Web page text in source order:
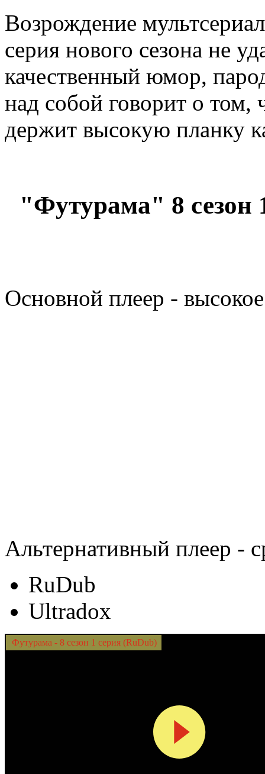
Возрождение
серия нового сезона не
качественный юмор,
над собой говорит о том,
держит высокую планку
"Футурама" 8 сезон
Основной плеер - высокое
Альтернативный плеер -
RuDub
Ultradox
Футурама - 8 сезон 1 серия (RuDub)